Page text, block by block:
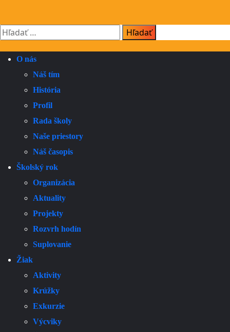
O nás
Náš tím
História
Profil
Rada školy
Naše priestory
Náš časopis
Školský rok
Organizácia
Aktuality
Projekty
Rozvrh hodín
Suplovanie
Žiak
Aktivity
Krúžky
Exkurzie
Výcviky